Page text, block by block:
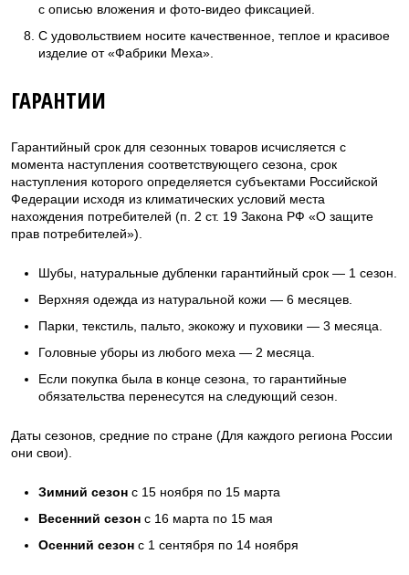
с описью вложения и фото-видео фиксацией.
С удовольствием носите качественное, теплое и красивое
изделие от «Фабрики Меха».
ГАРАНТИИ
Гарантийный срок для сезонных товаров исчисляется с
момента наступления соответствующего сезона, срок
наступления которого определяется субъектами Российской
Федерации исходя из климатических условий места
нахождения потребителей (п. 2 ст. 19 Закона РФ «О защите
прав потребителей»).
Шубы, натуральные дубленки гарантийный срок — 1 сезон.
Верхняя одежда из натуральной кожи — 6 месяцев.
Парки, текстиль, пальто, экокожу и пуховики — 3 месяца.
Головные уборы из любого меха — 2 месяца.
Если покупка была в конце сезона, то гарантийные
обязательства перенесутся на следующий сезон.
Даты сезонов, средние по стране (Для каждого региона России
они свои).
Зимний сезон с 15 ноября по 15 марта
Весенний сезон с 16 марта по 15 мая
Осенний сезон с 1 сентября по 14 ноября